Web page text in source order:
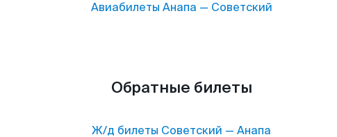
Авиабилеты Анапа — Советский
Обратные билеты
Ж/д билеты Советский — Анапа